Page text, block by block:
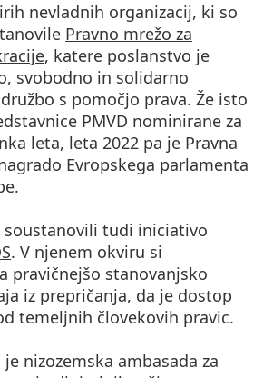
nevladnih organizacij, ki so
Pravno mrežo za
, katere poslanstvo je
svobodno in solidarno
s pomočjo prava. Že isto
PMVD nominirane za
leta, leta 2022 pa je Pravna
Evropskega parlamenta
soustanovili tudi iniciativo
. V njenem okviru si
pravičnejšo stanovanjsko
iz prepričanja, da je dostop
temeljnih človekovih pravic.
nizozemska ambasada za